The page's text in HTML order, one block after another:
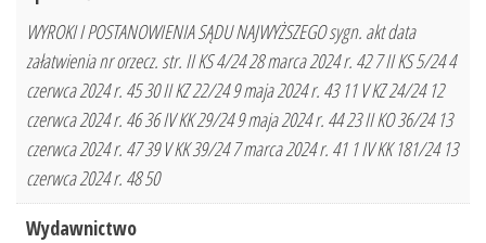
WYROKI I POSTANOWIENIA SĄDU NAJWYŻSZEGO sygn. akt data
załatwienia nr orzecz. str. II KS 4/24 28 marca 2024 r. 42 7 II KS 5/24 4
czerwca 2024 r. 45 30 II KZ 22/24 9 maja 2024 r. 43 11 V KZ 24/24 12
czerwca 2024 r. 46 36 IV KK 29/24 9 maja 2024 r. 44 23 II KO 36/24 13
czerwca 2024 r. 47 39 V KK 39/24 7 marca 2024 r. 41 1 IV KK 181/24 13
czerwca 2024 r. 48 50
Wydawnictwo